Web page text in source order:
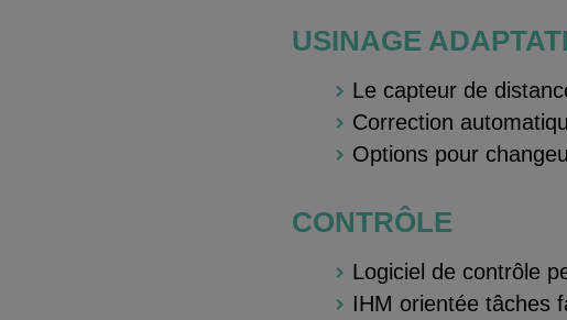
USINAGE
Le capteur de
Correction
Options pour
CONTRÔLE
Logiciel de contrôle
IHM orientée tâches